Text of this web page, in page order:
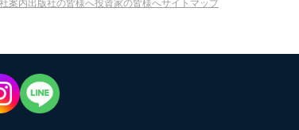
ることなく第三者に提供することはありません。ただし、
案内出版社の皆様へ投資家の皆様へサイトマップ